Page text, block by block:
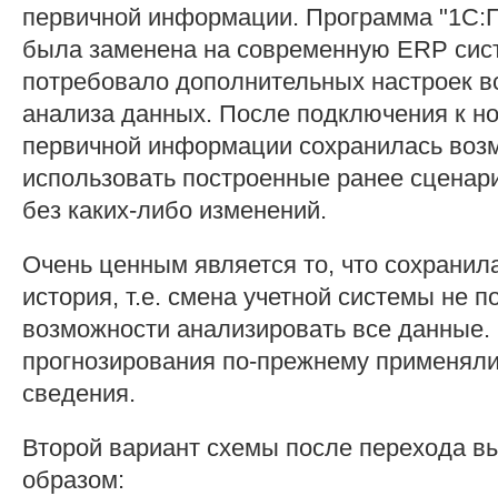
первичной информации. Программа
была заменена на современную ERP
потребовало дополнительных настроек
анализа данных. После подключения к
первичной информации сохранилась
использовать построенные ранее
без каких-либо изменений.
Очень ценным является то, что
история, т.е. смена учетной системы не
возможности анализировать все
прогнозирования по-прежнему
сведения.
Второй вариант схемы после перехода
образом: